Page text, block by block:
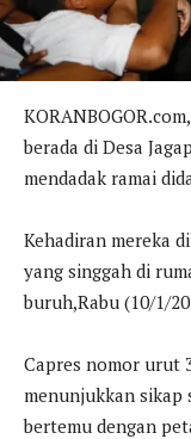
berada di Desa
mendadak ramai
Kehadiran mereka
yang singgah di
buruh,Rabu (10/1/
Capres nomor urut
menunjukkan sikap
bertemu dengan